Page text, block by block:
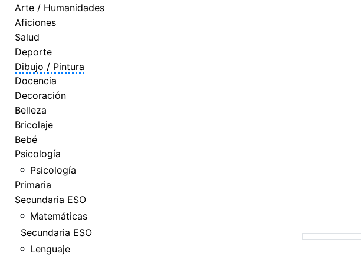
Arte / Humanidades
Aficiones
Salud
Deporte
Dibujo / Pintura
Docencia
Decoración
Belleza
Bricolaje
Bebé
Psicología
Psicología
Primaria
Secundaria ESO
Matemáticas
Secundaria ESO
Lenguaje